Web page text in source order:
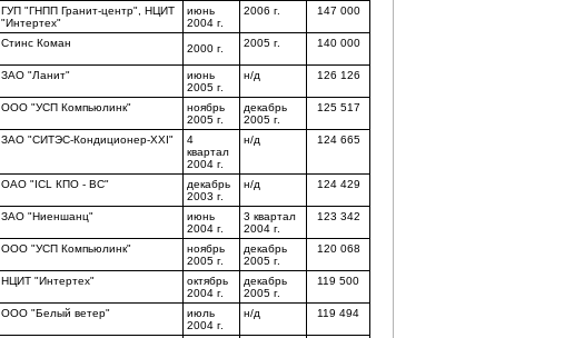
ГУП "ГНПП Гранит-центр", НЦИТ
"Интертех"
июнь
2004 г.
2006 г. 147 000
Стинс Коман 2000 г. 2005 г. 140 000
ЗАО "Ланит"
июнь
2005 г.
н/д 126 126
ООО "УСП Компьюлинк"
ноябрь
2005 г.
декабрь
2005 г.
125 517
ЗАО "СИТЭС-Кондиционер-XXI"
4
квартал
2004 г.
н/д 124 665
ОАО "ICL КПО - ВС"
декабрь
2003 г.
н/д 124 429
ЗАО "Ниеншанц"
июнь
2004 г.
3 квартал
2004 г.
123 342
ООО "УСП Компьюлинк"
ноябрь
2005 г.
декабрь
2005 г.
120 068
НЦИТ "Интертех"
октябрь
2004 г.
декабрь
2005 г.
119 500
ООО "Белый ветер"
июль
2004 г.
н/д 119 494